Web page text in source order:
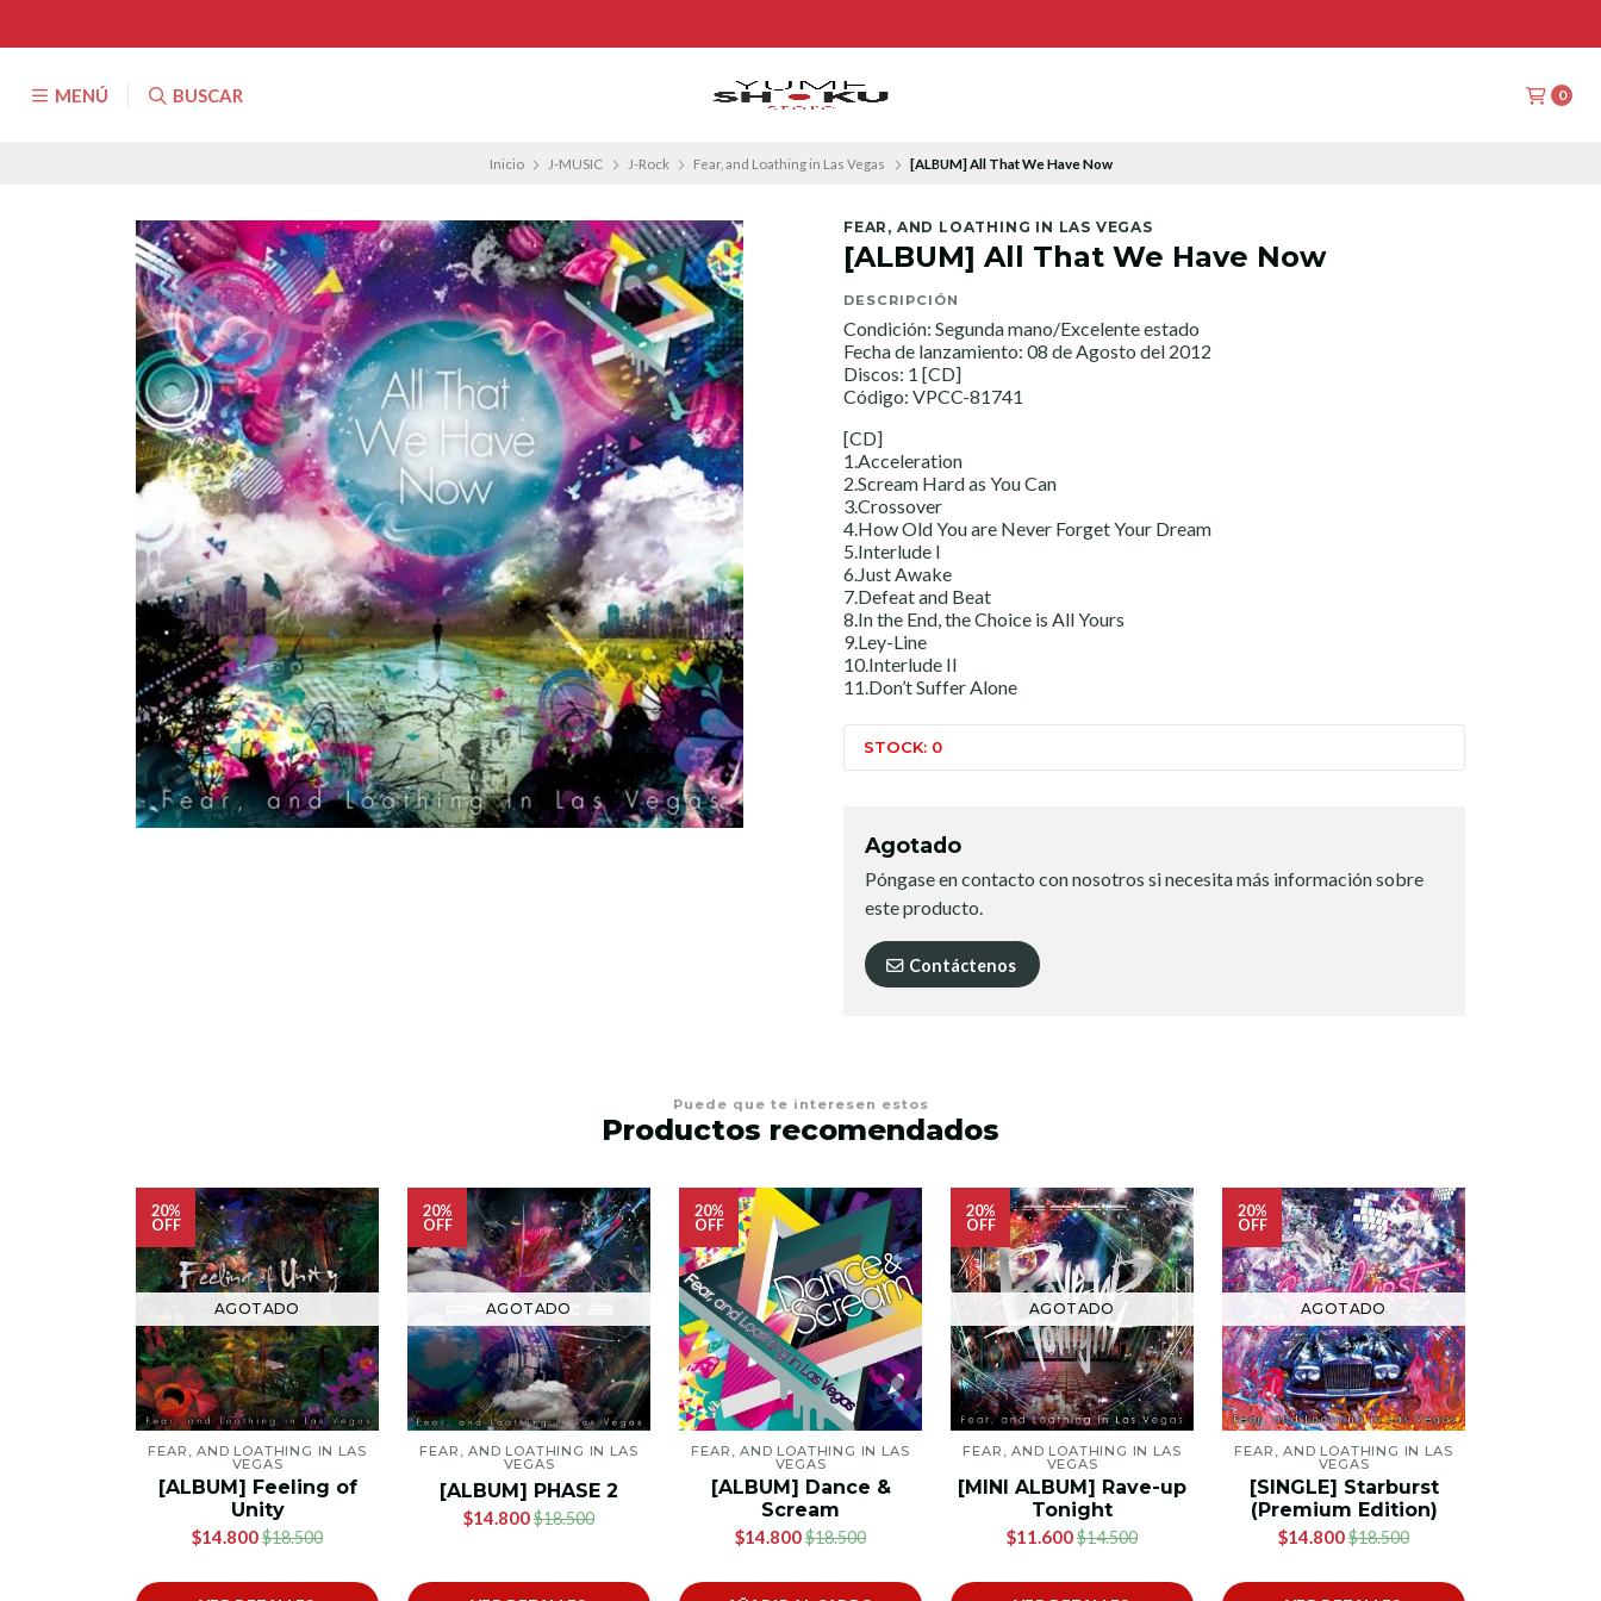
MENÚ BUSCAR 0
Inicio J-MUSIC J-Rock Fear, and Loathing in Las Vegas [ALBUM] All That We Have Now
FEAR, AND LOATHING IN LAS VEGAS
[ALBUM] All That We Have Now
DESCRIPCIÓN
Condición: Segunda mano/Excelente estado
Fecha de lanzamiento: 08 de Agosto del 2012
Discos: 1 [CD]
Código: VPCC-81741
[CD]
1.Acceleration
2.Scream Hard as You Can
3.Crossover
4.How Old You are Never Forget Your Dream
5.Interlude I
6.Just Awake
7.Defeat and Beat
8.In the End, the Choice is All Yours
9.Ley-Line
10.Interlude II
11.Don’t Suffer Alone
STOCK: 0
Agotado
Póngase en contacto con nosotros si necesita más información sobre
este producto.
Contáctenos
Puede que te interesen estos
Productos recomendados
20%
OFF
AGOTADO
FEAR, AND LOATHING IN LAS
VEGAS
[ALBUM] Feeling of
Unity
$14.800$18.500
20%
OFF
AGOTADO
FEAR, AND LOATHING IN LAS
VEGAS
[ALBUM] PHASE 2
$14.800$18.500
20%
OFF
FEAR, AND LOATHING IN LAS
VEGAS
[ALBUM] Dance &
Scream
$14.800$18.500
20%
OFF
AGOTADO
FEAR, AND LOATHING IN LAS
VEGAS
[MINI ALBUM] Rave-up
Tonight
$11.600$14.500
20%
OFF
AGOTADO
FEAR, AND LOATHING IN LAS
VEGAS
[SINGLE] Starburst
(Premium Edition)
$14.800$18.500